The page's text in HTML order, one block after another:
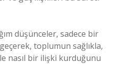
düşünceler, sadece bir
toplumun sağlıkla,
nasıl bir ilişki kurduğunu